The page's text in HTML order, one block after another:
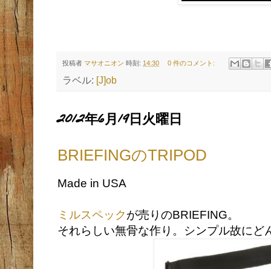
投稿者 マサオニオン 時刻: 14:30 0 件のコメント:
ラベル: [J]ob
2012年6月19日火曜日
BRIEFINGのTRIPOD
Made in USA
ミルスペックが売りのBRIEFING。
それらしい無骨な作り。シンプル故にど